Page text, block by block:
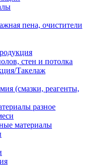
пена, очистители
стен и потолка
Такелаж
(смазки, реагенты,
разное
материалы